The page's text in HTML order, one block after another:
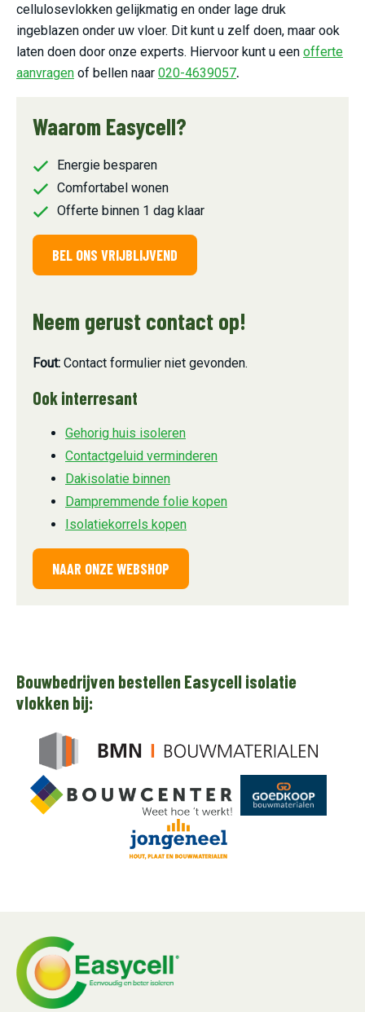
cellulosevlokken gelijkmatig en onder lage druk
ingeblazen onder uw vloer. Dit kunt u zelf doen, maar ook
laten doen door onze experts. Hiervoor kunt u een offerte
aanvragen of bellen naar 020-4639057.
Waarom Easycell?
Energie besparen
Comfortabel wonen
Offerte binnen 1 dag klaar
BEL ONS VRIJBLIJVEND
Neem gerust contact op!
Fout: Contact formulier niet gevonden.
Ook interresant
Gehorig huis isoleren
Contactgeluid verminderen
Dakisolatie binnen
Dampremmende folie kopen
Isolatiekorrels kopen
NAAR ONZE WEBSHOP
Bouwbedrijven bestellen Easycell isolatie
vlokken bij: